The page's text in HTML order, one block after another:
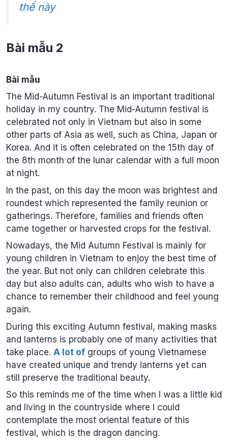
thế này
Bài mẫu 2
Bài mẫu
The Mid-Autumn Festival is an important traditional
holiday in my country. The Mid-Autumn festival is
celebrated not only in Vietnam but also in some
other parts of Asia as well, such as China, Japan or
Korea. And it is often celebrated on the 15th day of
the 8th month of the lunar calendar with a full moon
at night.
In the past, on this day the moon was brightest and
roundest which represented the family reunion or
gatherings. Therefore, families and friends often
came together or harvested crops for the festival.
Nowadays, the Mid Autumn Festival is mainly for
young children in Vietnam to enjoy the best time of
the year. But not only can children celebrate this
day but also adults can, adults who wish to have a
chance to remember their childhood and feel young
again.
During this exciting Autumn festival, making masks
and lanterns is probably one of many activities that
take place. A lot of groups of young Vietnamese
have created unique and trendy lanterns yet can
still preserve the traditional beauty.
So this reminds me of the time when I was a little kid
and living in the countryside where I could
contemplate the most oriental feature of this
festival, which is the dragon dancing.